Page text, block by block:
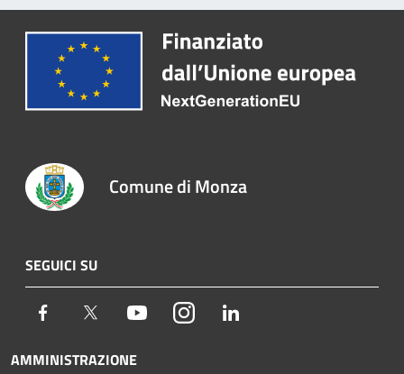
Comune di Monza
SEGUICI SU
Facebook Twitter YoutubeInstagram
AMMINISTRAZIONE